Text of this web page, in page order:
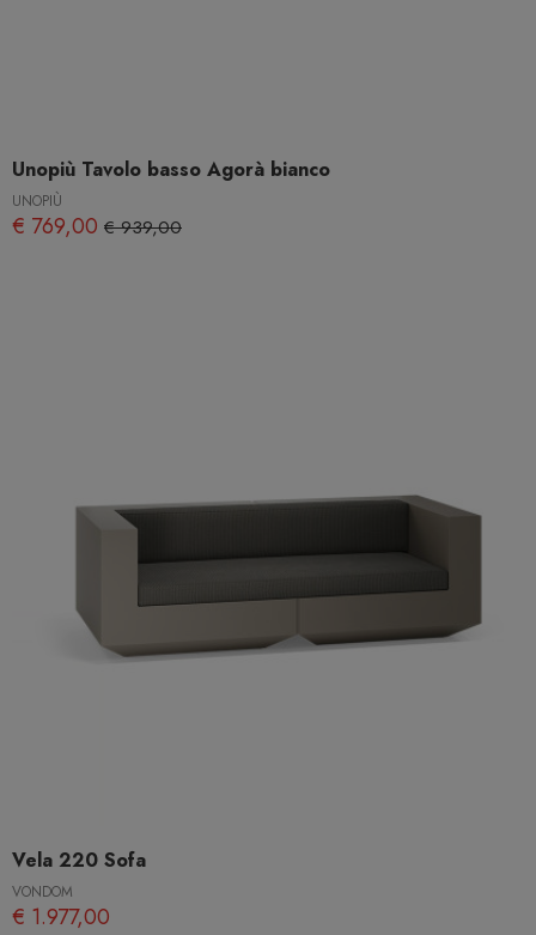
Unopiù Tavolo basso Agorà bianco
UNOPIÙ
€ 769,00 € 939,00
Vela 220 Sofa
VONDOM
€ 1.977,00